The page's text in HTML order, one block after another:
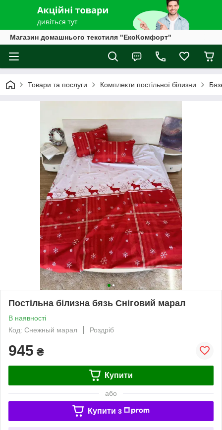
Магазин домашнього текстиля "ЕкоКомфорт"
Товари та послуги Комплекти постільної білизни
Постільна білизна бязь Сніговий марал
В наявності
Код: Снежный марал
Роздріб
945 ₴
Купити
або
Купити з